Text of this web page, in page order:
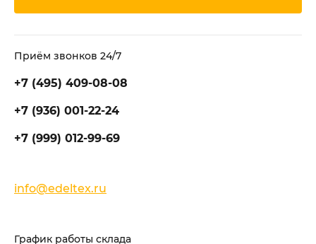
Приём звонков 24/7
+7 (495) 409-08-08
+7 (936) 001-22-24
+7 (999) 012-99-69
info@edeltex.ru
График работы склада